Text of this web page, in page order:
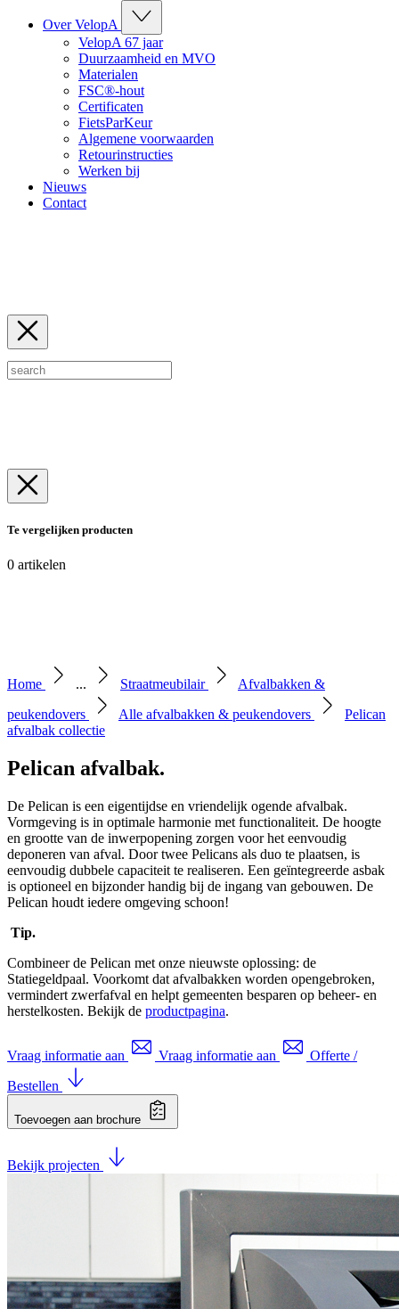
Over VelopA
VelopA 67 jaar
Duurzaamheid en MVO
Materialen
FSC®-hout
Certificaten
FietsParKeur
Algemene voorwaarden
Retourinstructies
Werken bij
Nieuws
Contact
Te vergelijken producten
0 artikelen
Home ... Straatmeubilair
Afvalbakken &
peukendovers
Alle afvalbakken & peukendovers
Pelican
afvalbak collectie
Pelican afvalbak.
De Pelican is een eigentijdse en vriendelijk ogende afvalbak.
Vormgeving is in optimale harmonie met functionaliteit. De hoogte
en grootte van de inwerpopening zorgen voor het eenvoudig
deponeren van afval. Door twee Pelicans als duo te plaatsen, is
eenvoudig dubbele capaciteit te realiseren. Een geïntegreerde asbak
is optioneel en bijzonder handig bij de ingang van gebouwen. De
Pelican houdt iedere omgeving schoon!
Tip.
Combineer de Pelican met onze nieuwste oplossing: de
Statiegeldpaal. Voorkomt dat afvalbakken worden opengebroken,
vermindert zwerfafval en helpt gemeenten besparen op beheer- en
herstelkosten. Bekijk de productpagina.
Vraag informatie aan Vraag informatie aan
Offerte /
Bestellen
Toevoegen aan brochure
Bekijk projecten